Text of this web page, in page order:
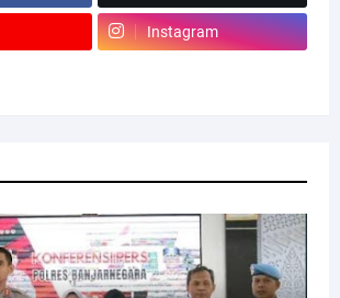
Instagram